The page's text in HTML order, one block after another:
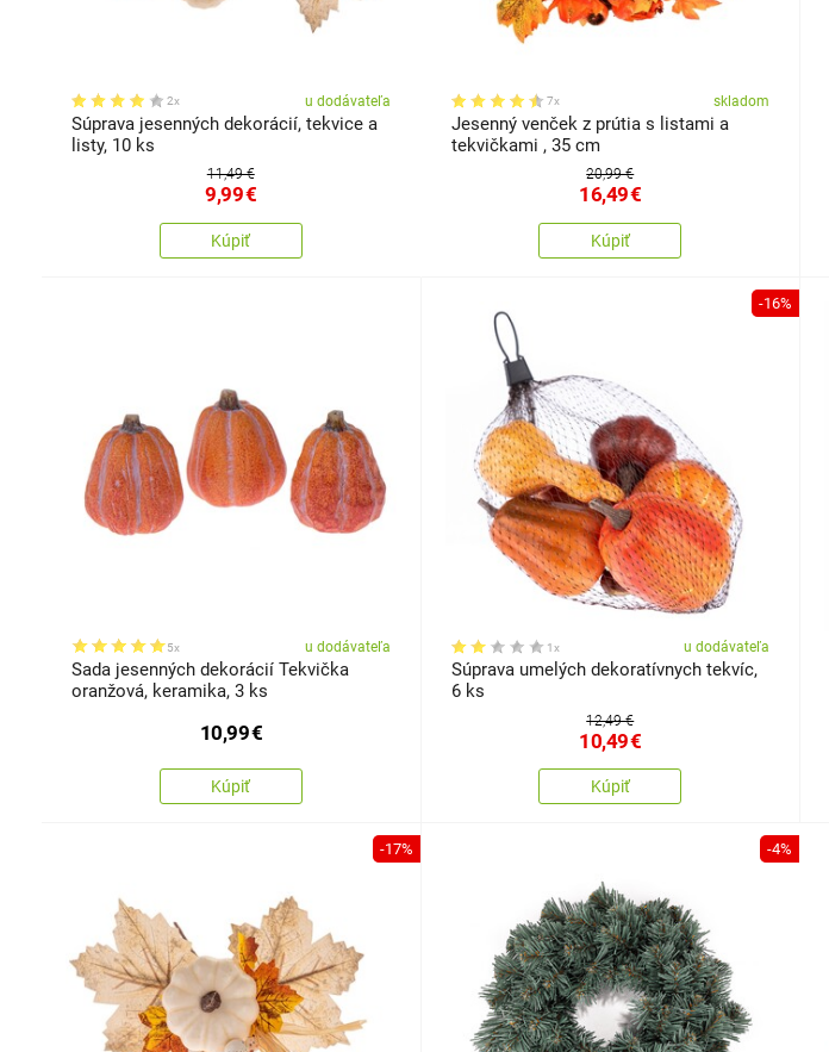
2x u dodávateľa
Súprava jesenných dekorácií, tekvice a
listy, 10 ks
11,49 €
9,99€
Kúpiť
7x skladom
Jesenný venček z prútia s listami a
tekvičkami , 35 cm
20,99 €
16,49€
Kúpiť
5x u dodávateľa
Sada jesenných dekorácií Tekvička
oranžová, keramika, 3 ks
10,99€
Kúpiť
-16%
1x u dodávateľa
Súprava umelých dekoratívnych tekvíc,
6 ks
12,49 €
10,49€
Kúpiť
-17% -4%